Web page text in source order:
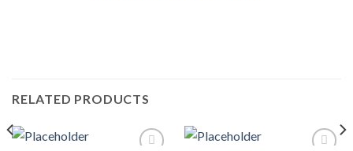
RELATED PRODUCTS